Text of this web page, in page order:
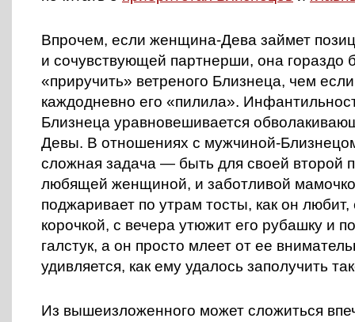
Впрочем, если женщина-Дева займет
и сочувствующей партнерши, она гораздо
«приручить» ветреного Близнеца, чем
каждодневно его «пилила».
Близнеца уравновешивается
Девы. В отношениях с мужчиной-
сложная задача — быть для своей второй
любящей женщиной, и заботливой
поджаривает по утрам тосты, как он
корочкой, с вечера утюжит его рубашку и
галстук, а он просто млеет от ее
удивляется, как ему удалось заполучить
Из вышеизложенного может сложиться